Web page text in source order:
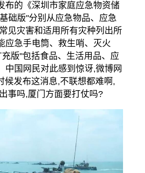
布的《深圳市家庭应急物资储
础版"分别从应急物品、应急
见灾害和适用所有灾种列出所
应急手电筒、救生哨、灭火
版"包括食品、生活用品、应
中国网民对此感到惊讶,微博网
候发布这消息,不联想都难啊,
事吗,厦门方面要打仗吗?